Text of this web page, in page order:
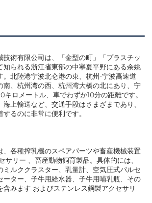
技術有限公司は、「金型の町」「プラスチッ
知られる浙江省東部の中寧夏平野にある余姚
。北陸港宁波北仑港の東、杭州-宁波高速道
南、杭州湾の西、杭州湾大橋の北にあり、宁
キロメートル、車でわずか10分の距離です。
上輸送など、交通手段はさまざまであり、
るのに非常に便利です。
、各種搾乳機のスペアパーツや畜産機械装置
サリー 、畜産動物飼育製品。具体的には、
ミルククラスター、乳量計、空気圧式パルセ
ーター、子牛用給水器、子牛用哺乳瓶、その
含みます およびステンレス鋼製アクセサリ